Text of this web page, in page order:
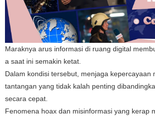
Maraknya arus informasi di ruang digital
a saat ini semakin ketat.
Dalam kondisi tersebut, menjaga kepercayaan
tantangan yang tidak kalah penting
secara cepat.
Fenomena hoax dan misinformasi yang kerap